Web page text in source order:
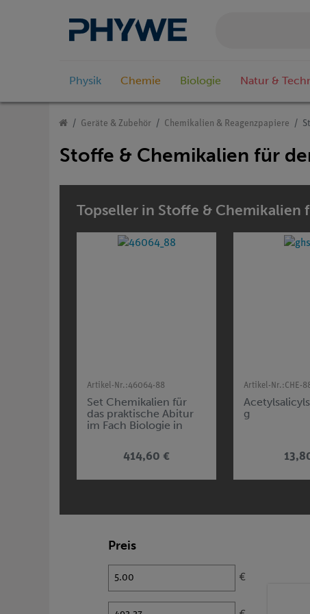
Physik Chemie Biologie Natur &
Geräte & Zubehör Chemikalien & Reagenzpapiere
Stoffe & Chemikalien für
Topseller in Stoffe &
Artikel-Nr.:46064-88
Set Chemikalien für
das praktische Abitur
im Fach Biologie in
414,60 €
Artikel-Nr.:CHE-
g
Preis
€